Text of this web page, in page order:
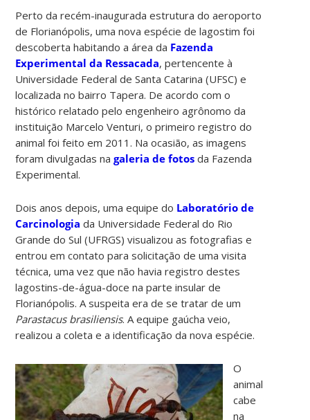
Perto da recém-inaugurada estrutura do aeroporto
de Florianópolis, uma nova espécie de lagostim foi
descoberta habitando a área da Fazenda
Experimental da Ressacada, pertencente à
Universidade Federal de Santa Catarina (UFSC) e
localizada no bairro Tapera. De acordo com o
histórico relatado pelo engenheiro agrônomo da
instituição Marcelo Venturi, o primeiro registro do
animal foi feito em 2011. Na ocasião, as imagens
foram divulgadas nagaleria de fotos da Fazenda
Experimental.
Dois anos depois, uma equipe do Laboratório de
Carcinologia da Universidade Federal do Rio
Grande do Sul (UFRGS) visualizou as fotografias e
entrou em contato para solicitação de uma visita
técnica, uma vez que não havia registro destes
lagostins-de-água-doce na parte insular de
Florianópolis. A suspeita era de se tratar de um
Parastacus brasiliensis. A equipe gaúcha veio,
realizou a coleta e a identificação da nova espécie.
O
animal
cabe
na